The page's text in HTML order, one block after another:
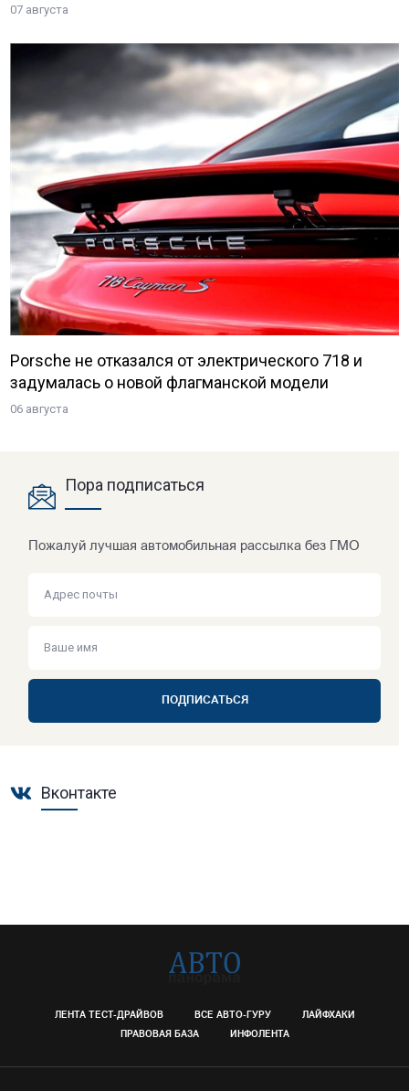
07 августа
Porsche не отказался от электрического 718 и
задумалась о новой флагманской модели
06 августа
Пора подписаться
Пожалуй лучшая автомобильная рассылка без ГМО
ПОДПИСАТЬСЯ
Вконтакте
ЛЕНТА ТЕСТ-ДРАЙВОВ ВСЕ АВТО-ГУРУ
ЛАЙФХАКИ
ПРАВОВАЯ БАЗА
ИНФОЛЕНТА